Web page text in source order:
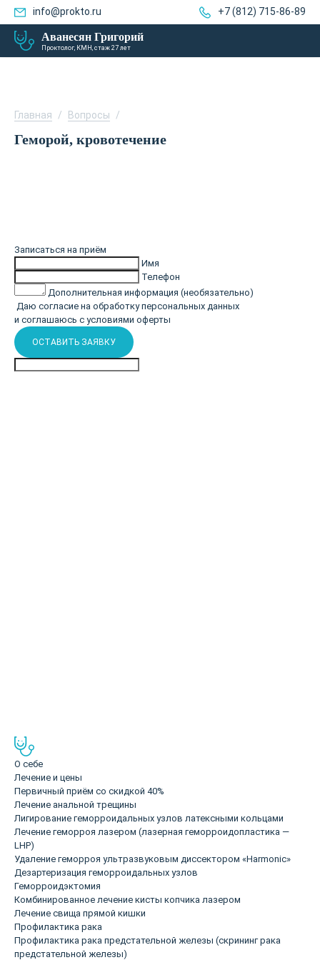
info@prokto.ru +7 (812) 715-86-89
Аванесян Григорий
Проктолог, КМН, стаж 27 лет
Главная / Вопросы /
Геморой, кровотечение
Записаться на приём
Имя
Телефон
Дополнительная информация (необязательно)
Даю согласие на обработку персональных данных
и соглашаюсь с условиями оферты
ОСТАВИТЬ ЗАЯВКУ
О себе
Лечение и цены
Первичный приём со скидкой 40%
Лечение анальной трещины
Лигирование геморроидальных узлов латексными кольцами
Лечение геморроя лазером (лазерная геморроидопластика —
LHP)
Удаление геморроя ультразвуковым диссектором «Harmonic»
Дезартеризация геморроидальных узлов
Геморроидэктомия
Комбинированное лечение кисты копчика лазером
Лечение свища прямой кишки
Профилактика рака
Профилактика рака предстательной железы (скрининг рака
предстательной железы)